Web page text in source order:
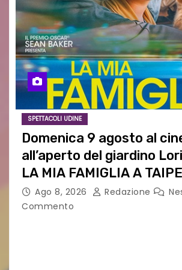
SPETTACOLI UDINE
Domenica 9 agosto al
all’aperto del giardino
LA MIA FAMIGLIA A
Ago 8, 2026 Redazione
Commento